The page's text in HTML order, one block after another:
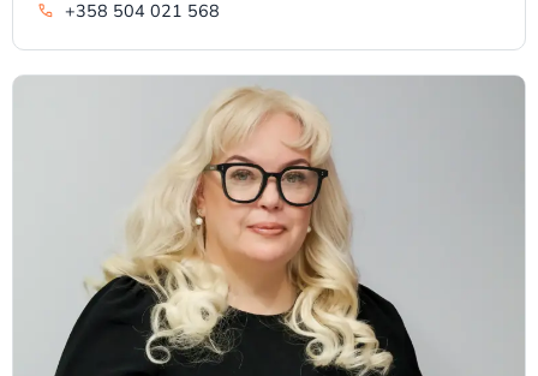
+358 504 021 568